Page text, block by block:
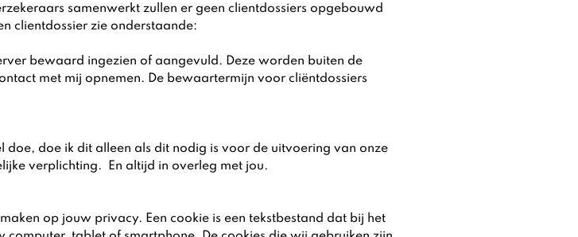
samenwerkt zullen er geen clientdossiers opgebouwd
clientdossier zie onderstaande:
bewaard ingezien of aangevuld. Deze worden buiten de
met mij opnemen. De bewaartermijn voor cliëntdossiers
doe, doe ik dit alleen als dit nodig is voor de uitvoering van onze
verplichting. En altijd in overleg met jou.
op jouw privacy. Een cookie is een tekstbestand dat bij het